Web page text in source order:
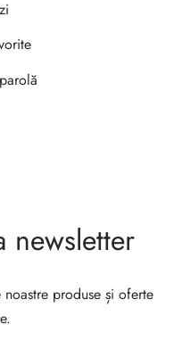
newsletter
produse și oferte